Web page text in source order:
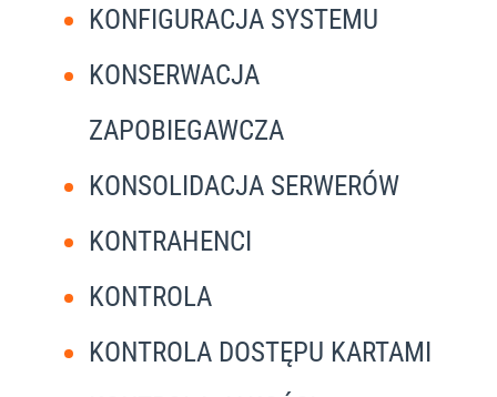
KONFIGURACJA SYSTEMU
KONSERWACJA
ZAPOBIEGAWCZA
KONSOLIDACJA SERWERÓW
KONTRAHENCI
KONTROLA
KONTROLA DOSTĘPU KARTAMI